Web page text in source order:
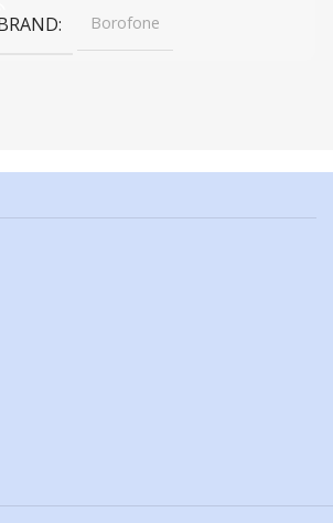
Borofone